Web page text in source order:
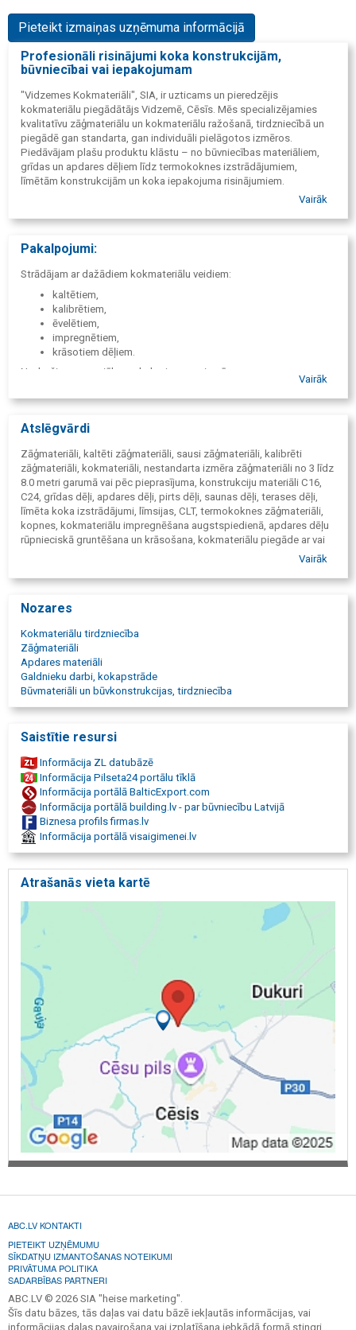
Pieteikt izmaiņas uzņēmuma informācijā
Profesionāli risinājumi koka konstrukcijām,
būvniecībai vai iepakojumam
"Vidzemes Kokmateriāli", SIA, ir uzticams un pieredzējis
kokmateriālu piegādātājs Vidzemē, Cēsīs. Mēs specializējamies
kvalitatīvu zāģmateriālu un kokmateriālu ražošanā, tirdzniecībā un
piegādē gan standarta, gan individuāli pielāgotos izmēros.
Piedāvājam plašu produktu klāstu – no būvniecības materiāliem,
grīdas un apdares dēļiem līdz termokoknes izstrādājumiem,
līmētām konstrukcijām un koka iepakojuma risinājumiem.
Vairāk
Pakalpojumi:
Strādājam ar dažādiem kokmateriālu veidiem:
kaltētiem,
kalibrētiem,
ēvelētiem,
impregnētiem,
krāsotiem dēļiem.
Nodrošinam speciālus pakalpojumus, piemēram:
termisko apstrādi,
garināšanu,
rūpniecisko krāsošanu,
materiālu piegādi ar vai bez izkraušanas.
Vairāk
Atslēgvārdi
Zāģmateriāli, kaltēti zāģmateriāli, sausi zāģmateriāli, kalibrēti
zāģmateriāli, kokmateriāli, nestandarta izmēra zāģmateriāli no 3 līdz
8.0 metri garumā vai pēc pieprasījuma, konstrukciju materiāli C16,
C24, grīdas dēļi, apdares dēļi, pirts dēļi, saunas dēļi, terases dēļi,
līmēta koka izstrādājumi, līmsijas, CLT, termokoknes zāģmateriāli,
kopnes, kokmateriālu impregnēšana augstspiedienā, apdares dēļu
rūpnieciskā gruntēšana un krāsošana, kokmateriālu piegāde ar vai
iepakojums, koka paletes, nestandarta paletes, standarta paletes,
zāģmateriāli Cēsīs, kvalitatīvi zāģēti zāģmateriāli, kvalitatīvi kaltēti
kokmateriāli, kokmateriāli būvniecībai, žāvēti kokmateriāli,
kokmateriālu tirdzniecība Cēsis, zāģmateriālu tirdzniecība, ēvelēti
kokmateriāli, ēvelēts kokmateriāls, impregnēti dēļi, ēvelēti
impregnēti dēļi, krāsoti apdares dēļi, mērcēti kokmateriāli,
termokoksne, termopriede, termoapse, termokoks, zāģēšana,
zāģētava, zāģētava Cēsis, garināšana, piegāde, SIA Vidzemes
Vidzeme
Vairāk
Nozares
Kokmateriālu tirdzniecība
Zāģmateriāli
Apdares materiāli
Galdnieku darbi, kokapstrāde
Būvmateriāli un būvkonstrukcijas, tirdzniecība
Saistītie resursi
Informācija ZL datubāzē
Informācija Pilseta24 portālu tīklā
Informācija portālā BalticExport.com
Informācija portālā building.lv - par būvniecību Latvijā
Biznesa profils firmas.lv
Informācija portālā visaigimenei.lv
Atrašanās vieta kartē
ABC.LV KONTAKTI
PIETEIKT UZŅĒMUMU
SĪKDATŅU IZMANTOŠANAS NOTEIKUMI
PRIVĀTUMA POLITIKA
SADARBĪBAS PARTNERI
ABC.LV © 2026 SIA "heise marketing".
Šīs datu bāzes, tās daļas vai datu bāzē iekļautās informācijas, vai
informācijas daļas pavairošana vai izplatīšana jebkādā formā stingri